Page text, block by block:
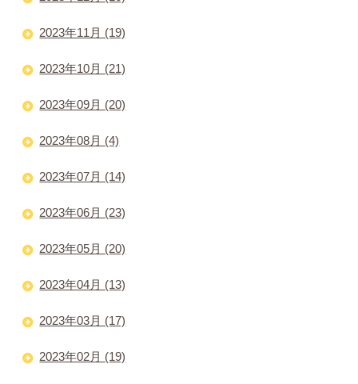
2023年11月 (19)
2023年10月 (21)
2023年09月 (20)
2023年08月 (4)
2023年07月 (14)
2023年06月 (23)
2023年05月 (20)
2023年04月 (13)
2023年03月 (17)
2023年02月 (19)